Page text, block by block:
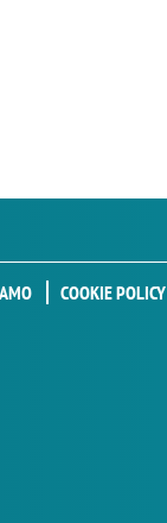
COOKIE POLICY